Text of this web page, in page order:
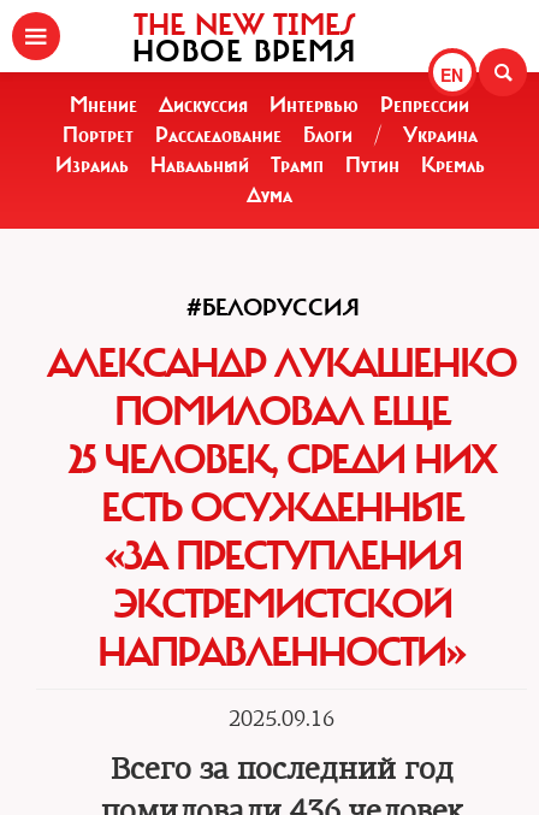
EN
THE NEW TIMES
НОВОЕ ВРЕМЯ
Мнение Дискуссия Интервью
Репрессии
Портрет
Расследование Блоги /
Украина
Израиль
Навальный Трамп Путин
Кремль
Дума
#БЕЛОРУССИЯ
АЛЕКСАНДР ЛУКАШЕНКО
ПОМИЛОВАЛ ЕЩЕ
25 ЧЕЛОВЕК, СРЕДИ НИХ
ЕСТЬ ОСУЖДЕННЫЕ
«ЗА ПРЕСТУПЛЕНИЯ
ЭКСТРЕМИСТСКОЙ
НАПРАВЛЕННОСТИ»
2025.09.16
Всего за последний год